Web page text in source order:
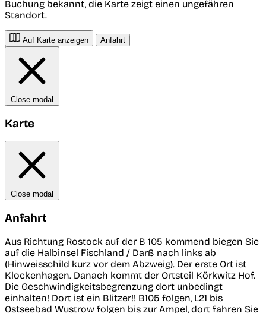
Buchung bekannt, die Karte zeigt einen ungefähren
Standort.
Auf Karte anzeigen Anfahrt
Close modal
Karte
Close modal
Anfahrt
Aus Richtung Rostock auf der B 105 kommend biegen Sie
auf die Halbinsel Fischland / Darß nach links ab
(Hinweisschild kurz vor dem Abzweig). Der erste Ort ist
Klockenhagen. Danach kommt der Ortsteil Körkwitz Hof.
Die Geschwindigkeitsbegrenzung dort unbedingt
einhalten! Dort ist ein Blitzer!! B105 folgen, L21 bis
Ostseebad Wustrow folgen bis zur Ampel, dort fahren Sie